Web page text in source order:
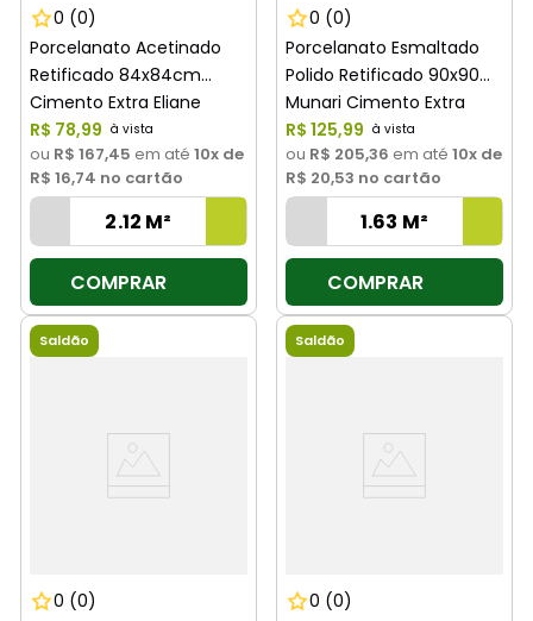
0 (0)
Porcelanato Acetinado
Retificado 84x84cm
Cimento Extra Eliane
R$ 78,99
ou R$ 167,45 em até 10x de
R$ 16,74 no cartão
COMPRAR
0 (0)
Porcelanato Esmaltado
Polido Retificado 90x90
Munari Cimento Extra
Eliane
R$ 125,99
ou R$ 205,36 em até 10x de
R$ 20,53 no cartão
COMPRAR
Saldão
0 (0)
Saldão
0 (0)